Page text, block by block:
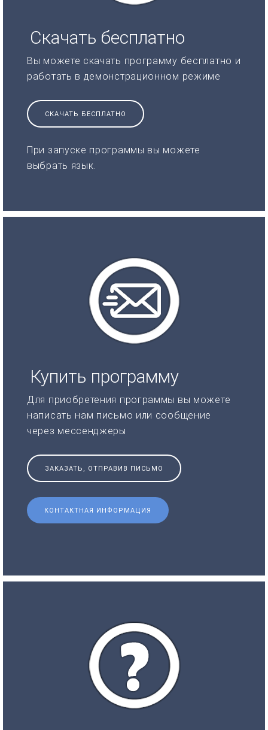
Скачать бесплатно
Вы можете скачать программу бесплатно и
работать в демонстрационном режиме
СКАЧАТЬ БЕСПЛАТНО
При запуске программы вы можете
выбрать язык.
Купить программу
Для приобретения программы вы можете
написать нам письмо или сообщение
через мессенджеры
ЗАКАЗАТЬ, ОТПРАВИВ ПИСЬМО
КОНТАКТНАЯ ИНФОРМАЦИЯ